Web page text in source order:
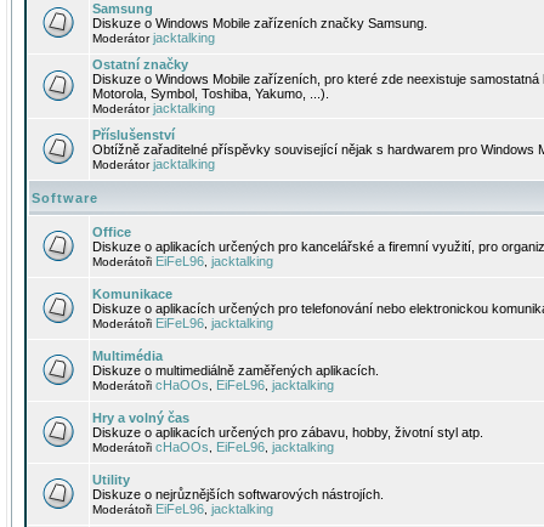
Samsung
Diskuze o Windows Mobile zařízeních značky Samsung.
Moderátorjacktalking
Ostatní značky
Diskuze o Windows Mobile zařízeních, pro které zde neexistuje
Motorola, Symbol, Toshiba, Yakumo, ...).
Moderátorjacktalking
Příslušenství
Obtížně zařaditelné příspěvky související nějak s hardwarem pro Windows
Moderátorjacktalking
Software
Office
Diskuze o aplikacích určených pro kancelářské a firemní využití, pro
Moderátoři EiFeL96 jacktalking
Komunikace
Diskuze o aplikacích určených pro telefonování nebo elektronickou
Moderátoři EiFeL96 jacktalking
Multimédia
Diskuze o multimediálně zaměřených aplikacích.
Moderátoři cHaOOs EiFeL96 jacktalking
Hry a volný čas
Diskuze o aplikacích určených pro zábavu, hobby, životní styl atp.
Moderátoři cHaOOs EiFeL96 jacktalking
Utility
Diskuze o nejrůznějších softwarových nástrojích.
Moderátoři EiFeL96 jacktalking